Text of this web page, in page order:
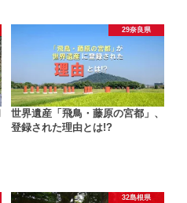
29奈良県
世界遺産「飛鳥・藤原の宮都」、
登録された理由とは!?
32島根県